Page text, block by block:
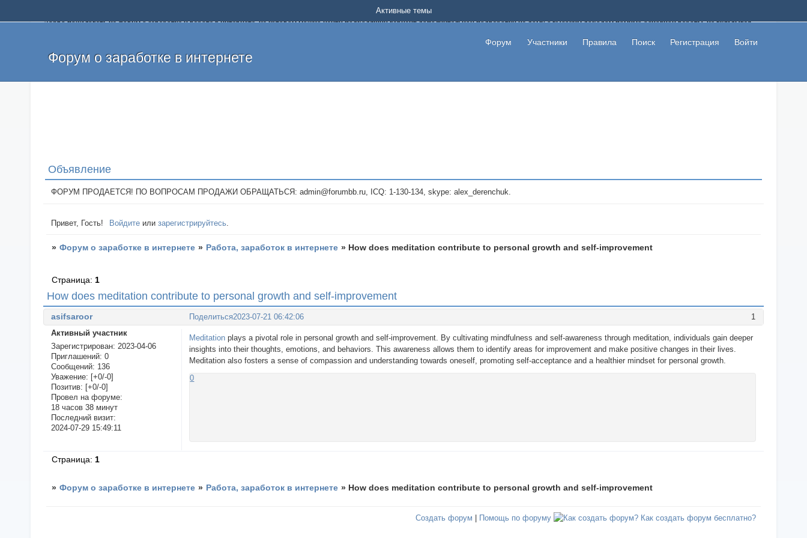
Добро пожаловать на форум о заработке и работе в интернете, на котором можно найти подходящий вариант дополнительной подработки на дому с высоким доходом помимо основной работы, не вкладывая
и оставлять свои отзывы. Если вы знаете, что определенный проект или сайт не платит, то указывайте в теме что это лохотрон, чтобы другие пользователи не попались на развод. Вы сможете начать зарабатывать
легкие деньги без вложений и регистрации уже сегодня. Создавайте новые темы, размещайте объявления со своими пригласительными ссылками и первая прибыль не заставит себя долго ждать.
Форум о заработке в интернете
Форум Участники Правила Поиск Регистрация Войти
Активные темы
Объявление
ФОРУМ ПРОДАЕТСЯ! ПО ВОПРОСАМ ПРОДАЖИ ОБРАЩАТЬСЯ: admin@forumbb.ru, ICQ: 1-130-134, skype: alex_derenchuk.
Привет, Гость! Войдите илизарегистрируйтесь.
» Форум о заработке в интернете » Работа, заработок в интернете » How does meditation contribute to personal growth and self-improvement
How does meditation contribute to personal growth and self-improvement
Страница: 1
Поделиться 1
2023-07-21 06:42:06
asifsaroor
Активный участник
Зарегистрирован: 2023-04-06
Приглашений: 0
Сообщений: 136
Уважение: [+0/-0]
Позитив: [+0/-0]
Провел на форуме:
18 часов 38 минут
Последний визит:
2024-07-29 15:49:11
Meditation plays a pivotal role in personal growth and self-improvement. By cultivating mindfulness and self-awareness through meditation, individuals gain deeper
insights into their thoughts, emotions, and behaviors. This awareness allows them to identify areas for improvement and make positive changes in their lives.
Meditation also fosters a sense of compassion and understanding towards oneself, promoting self-acceptance and a healthier mindset for personal growth.
0
Страница: 1
» Форум о заработке в интернете » Работа, заработок в интернете » How does meditation contribute to personal growth and self-improvement
Создать форум Помощь по форуму